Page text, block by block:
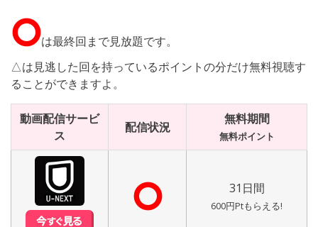
⭘は最終回まで見放題です。
△は見逃した回を持っているポイントの分だけ無料視聴す
ることができますよ。
動画配信サービ
ス
配信状況
無料期間
無料ポイント
⭘ 31日間
600円Ptもらえる!